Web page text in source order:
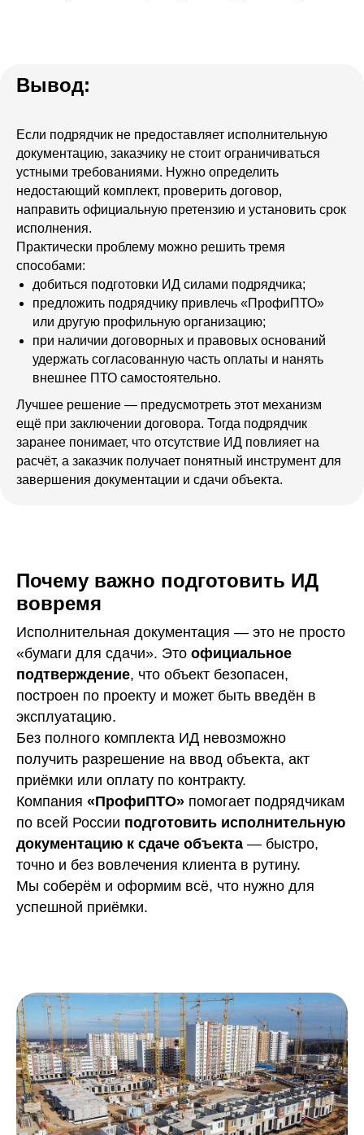
Вывод:
Если подрядчик не предоставляет исполнительную
документацию, заказчику не стоит ограничиваться
устными требованиями. Нужно определить
недостающий комплект, проверить договор,
направить официальную претензию и установить срок
исполнения.
Практически проблему можно решить тремя
способами:
добиться подготовки ИД силами подрядчика;
предложить подрядчику привлечь «ПрофиПТО»
или другую профильную организацию;
при наличии договорных и правовых оснований
удержать согласованную часть оплаты и нанять
внешнее ПТО самостоятельно.
Лучшее решение — предусмотреть этот механизм
ещё при заключении договора. Тогда подрядчик
заранее понимает, что отсутствие ИД повлияет на
расчёт, а заказчик получает понятный инструмент для
завершения документации и сдачи объекта.
Почему важно подготовить ИД
вовремя
Исполнительная документация — это не просто
«бумаги для сдачи». Это официальное
подтверждение, что объект безопасен,
построен по проекту и может быть введён в
эксплуатацию.
Без полного комплекта ИД невозможно
получить разрешение на ввод объекта, акт
приёмки или оплату по контракту.
Компания «ПрофиПТО» помогает подрядчикам
по всей России подготовить исполнительную
документацию к сдаче объекта — быстро,
точно и без вовлечения клиента в рутину.
Мы соберём и оформим всё, что нужно для
успешной приёмки.